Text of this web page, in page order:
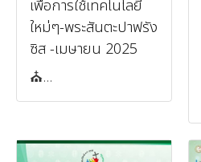
เพื่อการใช้เทคโนโลยี
ใหม่ๆ-พระสันตะปาฟรัง
ซิส -เมษายน 2025
⛪️...